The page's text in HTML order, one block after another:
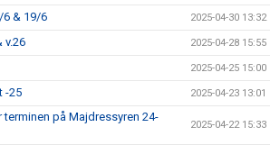
& 19/6 2025-04-30 13:32
v.26 2025-04-28 15:55
2025-04-25 15:00
-25 2025-04-23 13:01
på Majdressyren 24-
2025-04-22 15:33